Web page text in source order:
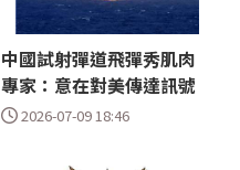
中國試射彈道飛彈秀肌肉
專家：意在對美傳達訊號
2026-07-09 18:46